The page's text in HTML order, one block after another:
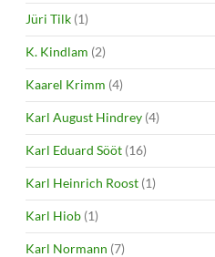
Jüri Tilk (1)
K. Kindlam (2)
Kaarel Krimm (4)
Karl August Hindrey (4)
Karl Eduard Sööt (16)
Karl Heinrich Roost (1)
Karl Hiob (1)
Karl Normann (7)